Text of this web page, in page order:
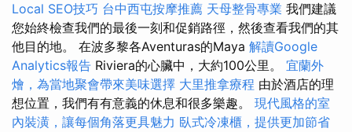
Local SEO技巧 台中西屯按摩推薦 天母整骨專業 我們建議
您始終檢查我們的最後一刻和促銷路徑，然後查看我們的其
他目的地。 在波多黎各Aventuras的Maya 解讀Google
Analytics報告 Riviera的心臟中，大約100公里。 宜蘭外
燴，為當地聚會帶來美味選擇 大里推拿療程 由於酒店的理
想位置，我們有有意義的休息和很多樂趣。 現代風格的室
內裝潢，讓每個角落更具魅力 臥式冷凍櫃，提供更加節省